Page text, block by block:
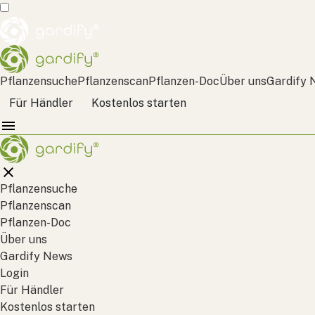
PflanzensuchePflanzenscanPflanzen-DocÜber unsGardify
Für Händler
Kostenlos starten
Pflanzensuche
Pflanzenscan
Pflanzen-Doc
Über uns
Gardify News
Login
Für Händler
Kostenlos starten